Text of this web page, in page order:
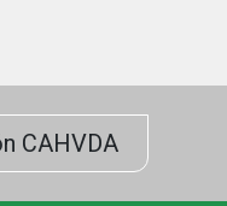
CAHVDA